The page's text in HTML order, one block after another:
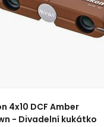
4x10 DCF Amber
- Divadelní kukátko